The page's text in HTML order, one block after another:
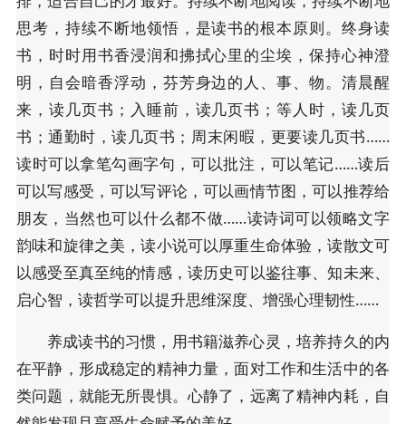
思考，持续不断地领悟，是读书的根本原则。终身读
书，时时用书香浸润和拂拭心里的尘埃，保持心神澄
明，自会暗香浮动，芬芳身边的人、事、物。清晨醒
来，读几页书；入睡前，读几页书；等人时，读几页
书；通勤时，读几页书；周末闲暇，更要读几页书……
读时可以拿笔勾画字句，可以批注，可以笔记……读后
可以写感受，可以写评论，可以画情节图，可以推荐给
朋友，当然也可以什么都不做……读诗词可以领略文字
韵味和旋律之美，读小说可以厚重生命体验，读散文可
以感受至真至纯的情感，读历史可以鉴往事、知未来、
启心智，读哲学可以提升思维深度、增强心理韧性……
养成读书的习惯，用书籍滋养心灵，培养持久的内
在平静，形成稳定的精神力量，面对工作和生活中的各
类问题，就能无所畏惧。心静了，远离了精神内耗，自